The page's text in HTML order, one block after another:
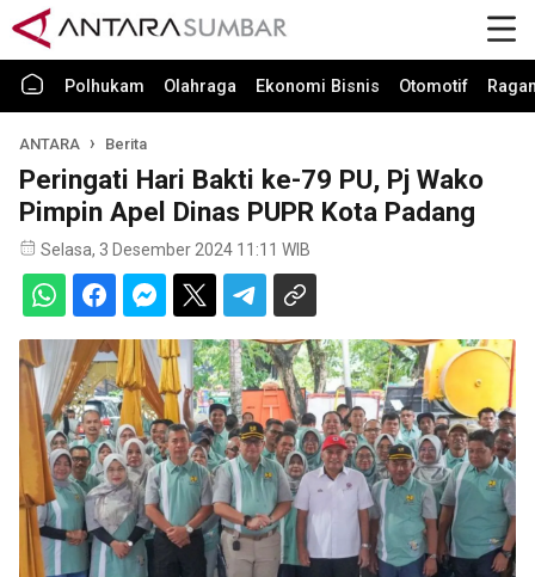
Polhukam Olahraga Ekonomi Bisnis Otomotif
ANTARA Berita
Peringati Hari Bakti ke-79 PU, Pj Wako
Pimpin Apel Dinas PUPR Kota Padang
Selasa, 3 Desember 2024 11:11 WIB